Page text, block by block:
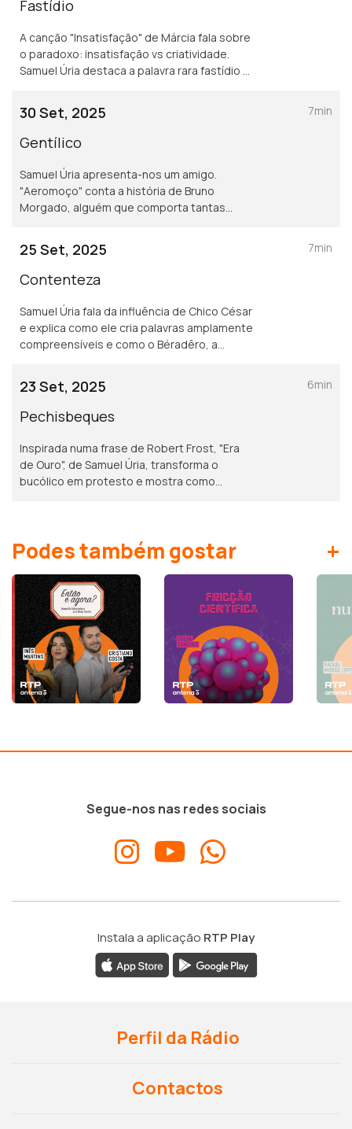
Fastídio
A canção "Insatisfação" de Márcia fala sobre
o paradoxo: insatisfação vs criatividade.
Samuel Úria destaca a palavra rara fastídio e
30 Set, 2025
Gentílico
Samuel Úria apresenta-nos um amigo.
"Aeromoço" conta a história de Bruno
Morgado, alguém que comporta tantas
7min
25 Set, 2025
Contenteza
Samuel Úria fala da influência de Chico César
e explica como ele cria palavras amplamente
compreensíveis e como o Béradêro, a
7min
23 Set, 2025
Pechisbeques
Inspirada numa frase de Robert Frost, "Era
de Ouro", de Samuel Úria, transforma o
bucólico em protesto e mostra como
6min
Podes também gostar +
Segue-nos nas redes sociais
Instala a aplicação RTP Play
Perfil da Rádio
Contactos